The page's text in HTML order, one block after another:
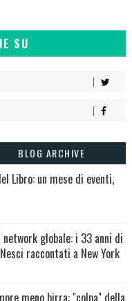
SU
BLOG ARCHIVE
Libro: un mese di eventi,
globale: i 33 anni di
raccontati a New York
meno birra: "colpa" della